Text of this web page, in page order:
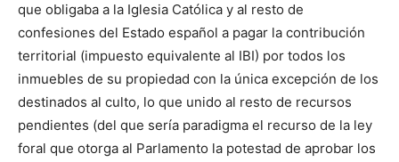
que obligaba a la Iglesia Católica y al resto de
confesiones del Estado español a pagar la contribución
territorial (impuesto equivalente al IBI) por todos los
inmuebles de su propiedad con la única excepción de los
destinados al culto, lo que unido al resto de recursos
pendientes (del que sería paradigma el recurso de la ley
foral que otorga al Parlamento la potestad de aprobar los